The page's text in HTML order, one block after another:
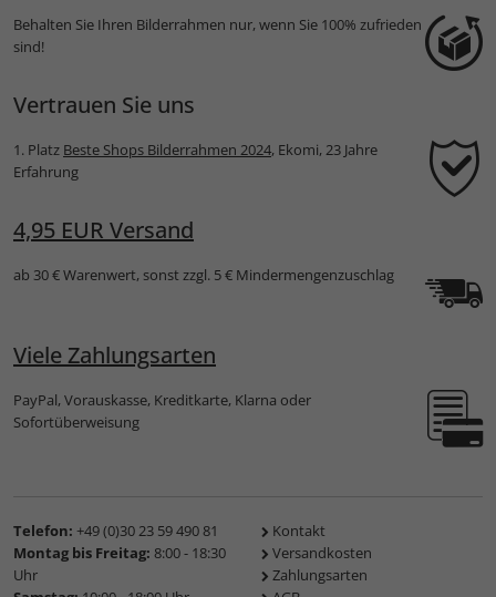
Behalten Sie Ihren Bilderrahmen nur, wenn Sie 100% zufrieden
sind!
Vertrauen Sie uns
1. Platz Beste Shops Bilderrahmen 2024, Ekomi, 23 Jahre
Erfahrung
4,95 EUR Versand
ab 30 € Warenwert, sonst zzgl. 5 € Mindermengenzuschlag
Viele Zahlungsarten
PayPal, Vorauskasse, Kreditkarte, Klarna oder
Sofortüberweisung
Telefon: +49 (0)30 23 59 490 81
Montag bis Freitag: 8:00 - 18:30
Uhr
Kontakt
Versandkosten
Zahlungsarten